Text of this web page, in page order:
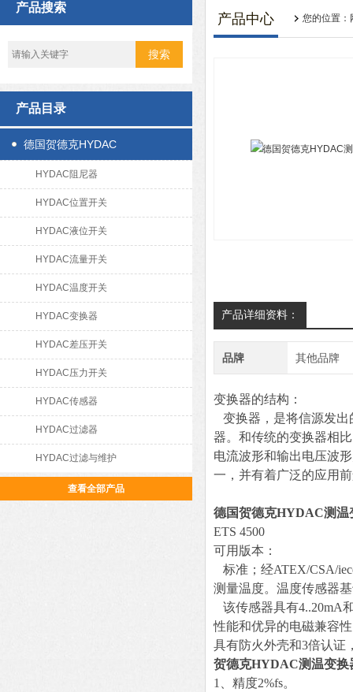
产品搜索
产品目录
德国贺德克HYDAC
HYDAC阻尼器
HYDAC位置开关
HYDAC液位开关
HYDAC流量开关
HYDAC温度开关
HYDAC变换器
HYDAC差压开关
HYDAC压力开关
HYDAC传感器
HYDAC过滤器
HYDAC过滤与维护
查看全部产品
产品中心 您的位置：
产品详细资料：
品牌 其他品牌
变换器的结构：
变换器，是将信源发出
器。和传统的变换器相
电流波形和输出电压波
一，并有着广泛的应用
德国贺德克HYDAC测温
ETS 4500
可用版本：
标准；经ATEX/CSA/
测量温度。温度传感器
该传感器具有4..20mA
性能和优异的电磁兼容
具有防火外壳和3倍认证
贺德克HYDAC测温变换
1、精度2%fs。